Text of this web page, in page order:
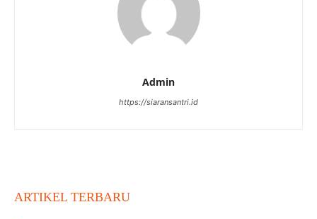
Admin
https://siaransantri.id
ARTIKEL TERBARU